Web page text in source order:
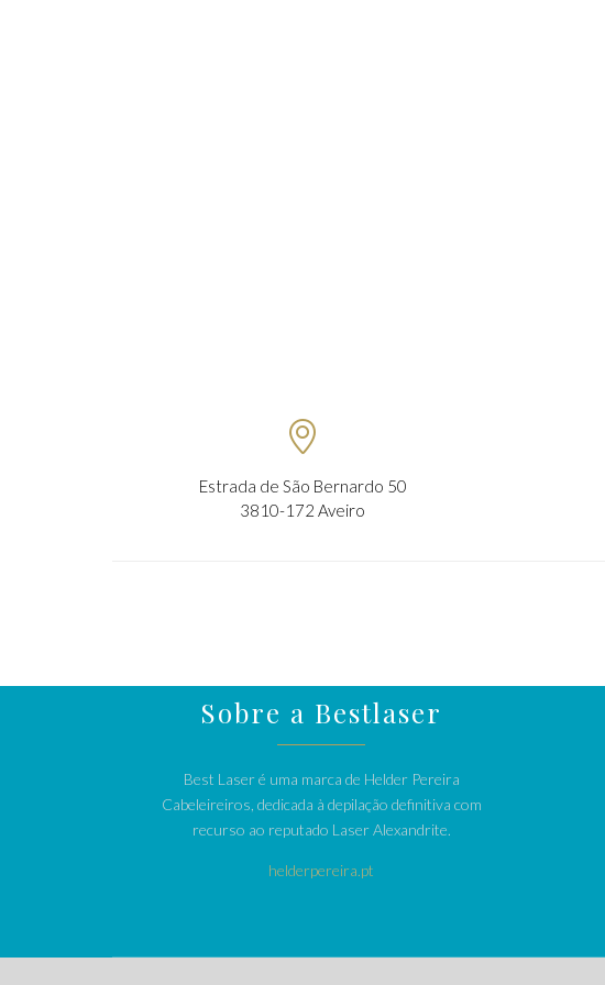

Estrada de São Bernardo 50
3810-172 Aveiro
Sobre a Bestlaser
Best Laser é uma marca de Helder Pereira
Cabeleireiros, dedicada à depilação definitiva com
recurso ao reputado Laser Alexandrite.
helderpereira.pt